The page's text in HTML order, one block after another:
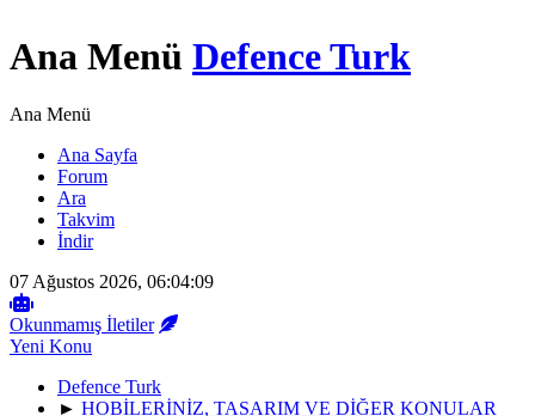
Ana Menü Defence Turk
Ana Menü
Ana Sayfa
Forum
Ara
Takvim
İndir
07 Ağustos 2026, 06:04:09
Okunmamış İletiler
Yeni Konu
Defence Turk
► HOBİLERİNİZ, TASARIM VE DİĞER KONULAR